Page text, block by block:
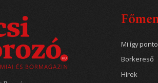
Mi így
Borkereső
Hírek